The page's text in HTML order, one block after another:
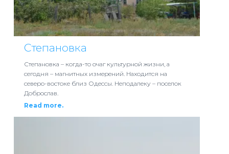
Степановка
Степановка – когда-то очаг культурной жизни, а
сегодня – магнитных измерений. Находится на
северо-востоке близ Одессы. Неподалеку – поселок
Доброслав.
Read more.